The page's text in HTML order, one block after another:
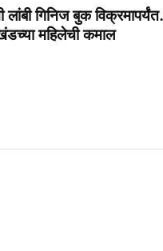
लांबी गिनिज बुक
महिलेची कमाल